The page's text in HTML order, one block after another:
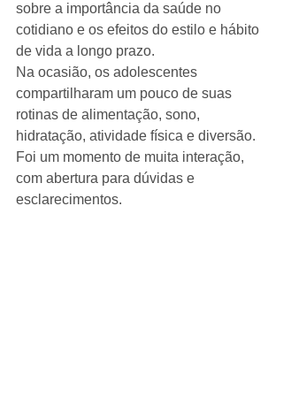
sobre a importância da saúde no
cotidiano e os efeitos do estilo e hábito
de vida a longo prazo.
Na ocasião, os adolescentes
compartilharam um pouco de suas
rotinas de alimentação, sono,
hidratação, atividade física e diversão.
Foi um momento de muita interação,
com abertura para dúvidas e
esclarecimentos.